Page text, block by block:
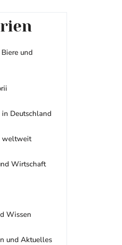
und
in Deutschland
weltweit
Wirtschaft
Wissen
und Aktuelles